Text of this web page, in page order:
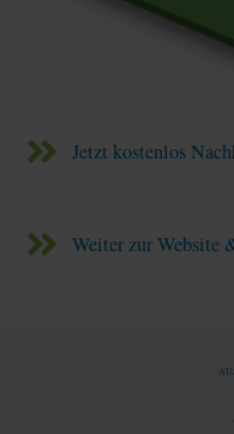
Jetzt kostenlos
Weiter zur Website